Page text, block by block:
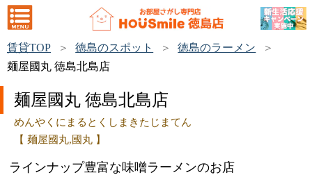
賃貸TOP 徳島のスポット
徳島のラーメン
麺屋國丸 徳島北島店
麺屋國丸 徳島北島店
めんやくにまるとくしまきたじまてん
【 麺屋國丸,國丸 】
ラインナップ豊富な味噌ラーメンのお店